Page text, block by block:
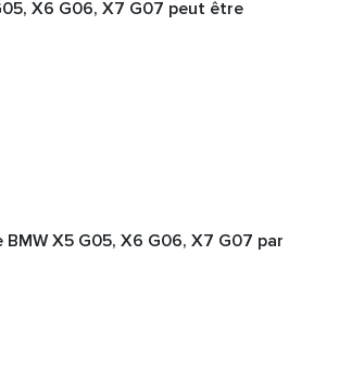
X6 G06, X7 G07 peut être
X5 G05, X6 G06, X7 G07 par